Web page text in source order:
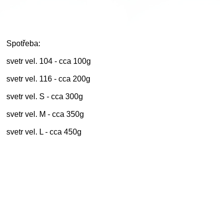
Spotřeba:
svetr vel. 104 - cca 100g
svetr vel. 116 - cca 200g
svetr vel. S - cca 300g
svetr vel. M - cca 350g
svetr vel. L - cca 450g